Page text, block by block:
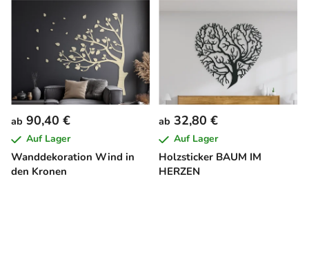
Wanddekoration Wind in
den Kronen
ab 90,40 €
Auf Lager
Holzsticker BAUM IM
HERZEN
ab 32,80 €
Auf Lager